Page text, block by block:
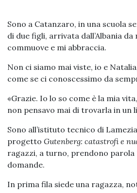
Sono a Catanzaro, in una scuola
di due figli, arrivata dall’Albania da
commuove e mi abbraccia.
Non ci siamo mai viste, io e
come se ci conoscessimo da
«Grazie. Io lo so come è la mia
non pensavo mai di trovarla in un
Sono all’istituto tecnico di
progetto Gutenberg: catastrofi e
ragazzi, a turno, prendono
domande.
In prima fila siede una ragazza,